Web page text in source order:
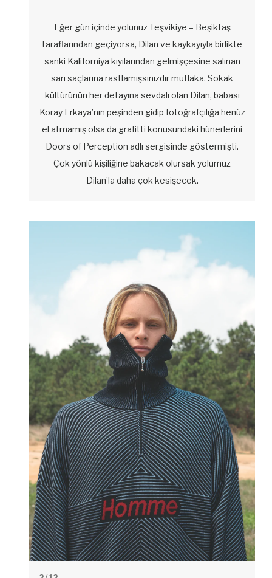
Eğer gün içinde yolunuz Teşvikiye – Beşiktaş
taraflarından geçiyorsa, Dilan ve kaykayıyla birlikte
sanki Kaliforniya kıyılarından gelmişçesine salınan
sarı saçlarına rastlamışsınızdır mutlaka. Sokak
kültürünün her detayına sevdalı olan Dilan, babası
Koray Erkaya’nın peşinden gidip fotoğrafçılığa henüz
el atmamış olsa da grafitti konusundaki hünerlerini
Doors of Perception adlı sergisinde göstermişti.
Çok yönlü kişiliğine bakacak olursak yolumuz
Dilan’la daha çok kesişecek.